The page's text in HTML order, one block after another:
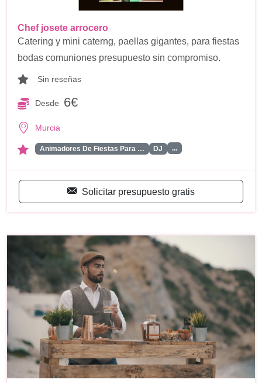
Chef josete arrocero
Catering y mini caterng, paellas gigantes, para fiestas
bodas comuniones presupuesto sin compromiso.
Sin reseñas
Desde 6€
Murcia
Animadores De Fiestas Para … DJ ...
Solicitar presupuesto gratis